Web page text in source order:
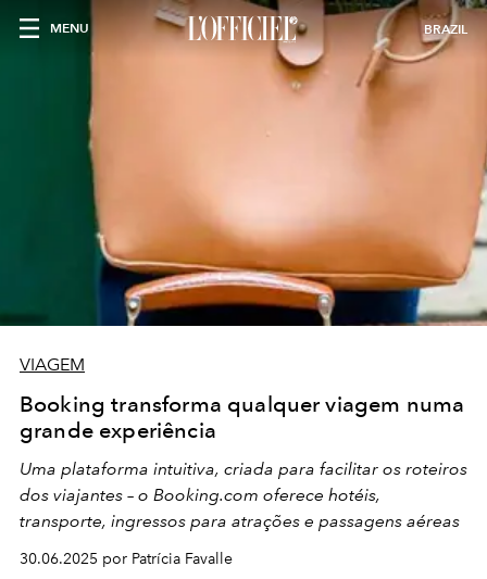
MENU BRAZIL
VIAGEM
Booking transforma qualquer viagem numa
grande experiência
Uma plataforma intuitiva, criada para facilitar os roteiros
dos viajantes – o Booking.com oferece hotéis,
transporte, ingressos para atrações e passagens aéreas
30.06.2025 por Patrícia Favalle